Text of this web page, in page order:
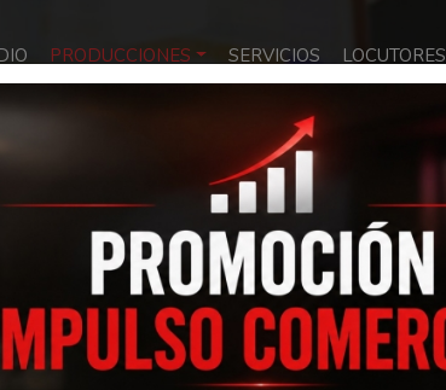
PRODUCCIONES SERVICIOS LOCUTORES